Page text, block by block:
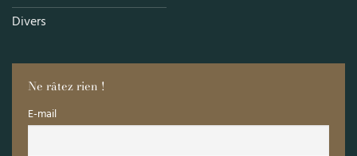
Divers
Ne râtez rien !
E-mail